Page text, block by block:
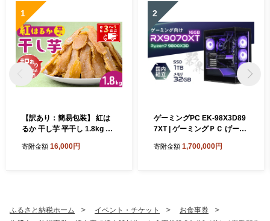
1
【訳あり：簡易包装】 紅は
るか 干し芋 平干し 1.8kg ゆ
使用 国産 わけあり ほしいも
寄附金額 16,000円
2
ゲーミングPC EK-98X3D89
7XT | ゲーミングＰＣ げーみ
ケ崎市
寄附金額 1,700,000円
ふるさと納税ホーム イベント・チケット
お食事券